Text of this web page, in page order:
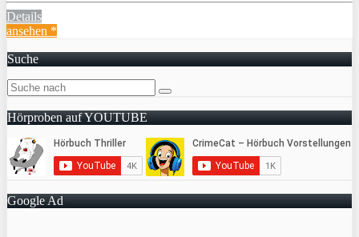
Details
ansehen *
Suche
Hörproben auf YOUTUBE
Google Ad